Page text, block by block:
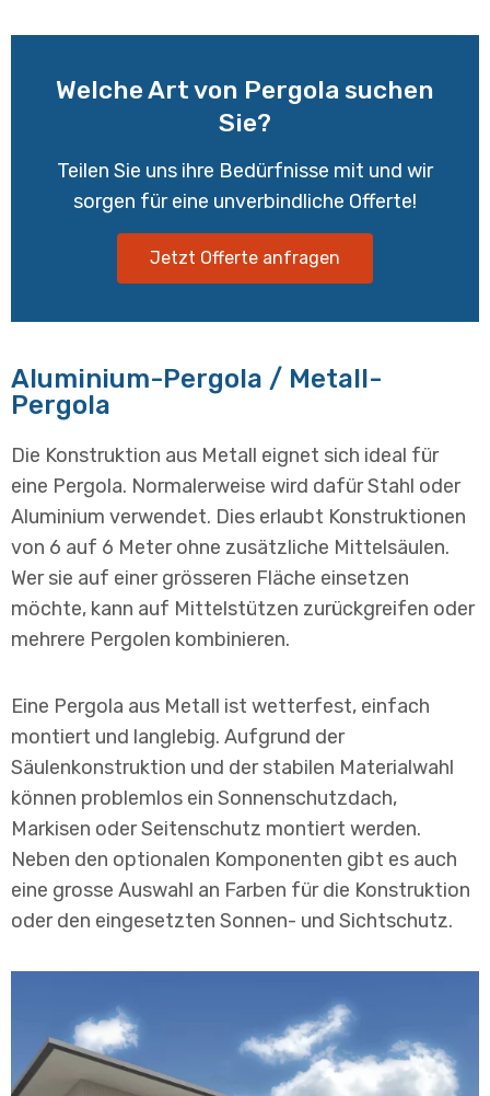
Welche Art von Pergola suchen
Sie?
Teilen Sie uns ihre Bedürfnisse mit und wir
sorgen für eine unverbindliche Offerte!
Jetzt Offerte anfragen
Aluminium-Pergola / Metall-
Pergola
Die Konstruktion aus Metall eignet sich ideal für
eine Pergola. Normalerweise wird dafür Stahl oder
Aluminium verwendet. Dies erlaubt Konstruktionen
von 6 auf 6 Meter ohne zusätzliche Mittelsäulen.
Wer sie auf einer grösseren Fläche einsetzen
möchte, kann auf Mittelstützen zurückgreifen oder
mehrere Pergolen kombinieren.
Eine Pergola aus Metall ist wetterfest, einfach
montiert und langlebig. Aufgrund der
Säulenkonstruktion und der stabilen Materialwahl
können problemlos ein Sonnenschutzdach,
Markisen oder Seitenschutz montiert werden.
Neben den optionalen Komponenten gibt es auch
eine grosse Auswahl an Farben für die Konstruktion
oder den eingesetzten Sonnen- und Sichtschutz.